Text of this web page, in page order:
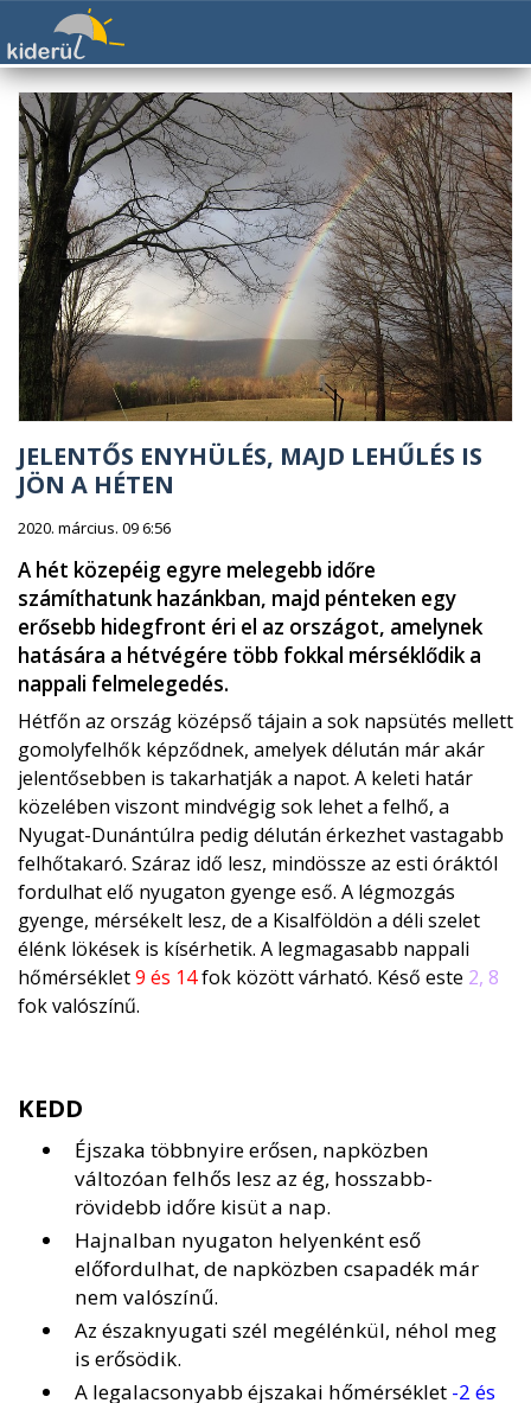
JELENTŐS ENYHÜLÉS, MAJD LEHŰLÉS IS
JÖN A HÉTEN
2020. március. 09 6:56
A hét közepéig egyre melegebb időre
számíthatunk hazánkban, majd pénteken egy
erősebb hidegfront éri el az országot, amelynek
hatására a hétvégére több fokkal mérséklődik a
nappali felmelegedés.
Hétfőn az ország középső tájain a sok napsütés mellett
gomolyfelhők képződnek, amelyek délután már akár
jelentősebben is takarhatják a napot. A keleti határ
közelében viszont mindvégig sok lehet a felhő, a
Nyugat-Dunántúlra pedig délután érkezhet vastagabb
felhőtakaró. Száraz idő lesz, mindössze az esti óráktól
fordulhat elő nyugaton gyenge eső. A légmozgás
gyenge, mérsékelt lesz, de a Kisalföldön a déli szelet
élénk lökések is kísérhetik. A legmagasabb nappali
hőmérséklet9 és 14fok között várható. Késő este 2, 8
fok valószínű.
KEDD
Éjszaka többnyire erősen, napközben
változóan felhős lesz az ég, hosszabb-
rövidebb időre kisüt a nap.
Hajnalban nyugaton helyenként eső
előfordulhat, de napközben csapadék már
nem valószínű.
Az északnyugati szél megélénkül, néhol meg
is erősödik.
A legalacsonyabb éjszakai hőmérséklet -2 és